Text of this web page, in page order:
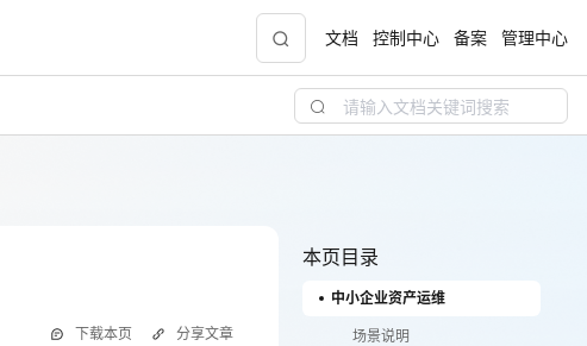
面适配，
国家云助力中小企业腾飞，高额上云补贴重磅
文档 控制中心 备案 管理中心
下载本页 分享文章
本页目录
中小企业资产运维
场景说明